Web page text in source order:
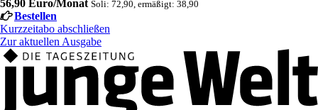
56,90 Euro/Monat Soli: 72,90, ermäßigt: 38,90
Bestellen
Kurzzeitabo abschließen
Zur aktuellen Ausgabe